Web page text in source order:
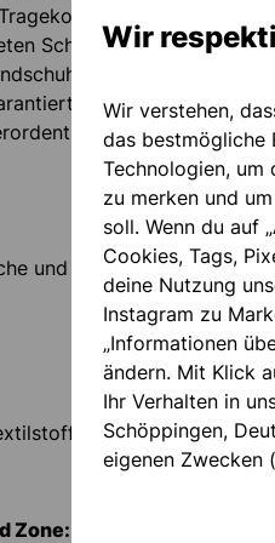
Die zwischen
Schichteln sorgen für
während die
Unser Versprechen
und Vollbandage für gute
sorgt für einen
Zone:
Wir
Wir verstehen,
das bestmögliche
Technologien, um
zu merken und
soll. Wenn du auf
Cookies, Tags,
deine Nutzung
Instagram zu
„Informationen
ändern. Mit Klick
Ihr Verhalten in
Schöppingen,
eigenen Zwecken